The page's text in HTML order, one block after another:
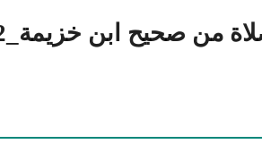
من صحيح ابن خزيمة_42